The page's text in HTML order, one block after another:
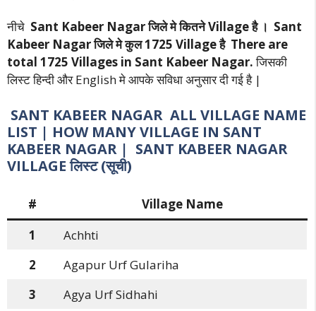
नीचे Sant Kabeer Nagar जिले मे कितने Village है । Sant
Kabeer Nagar जिले मे कुल 1725 Village है There are
total 1725 Villages in Sant Kabeer Nagar.जिसकी
लिस्ट हिन्दी और English मे आपके सविधा अनुसार दी गई है |
SANT KABEER NAGAR ALL VILLAGE NAME
LIST | HOW MANY VILLAGE IN SANT
KABEER NAGAR | SANT KABEER NAGAR
VILLAGE लिस्ट (सूची)
#
Village Name
1
Achhti
2
Agapur Urf Gulariha
3
Agya Urf Sidhahi